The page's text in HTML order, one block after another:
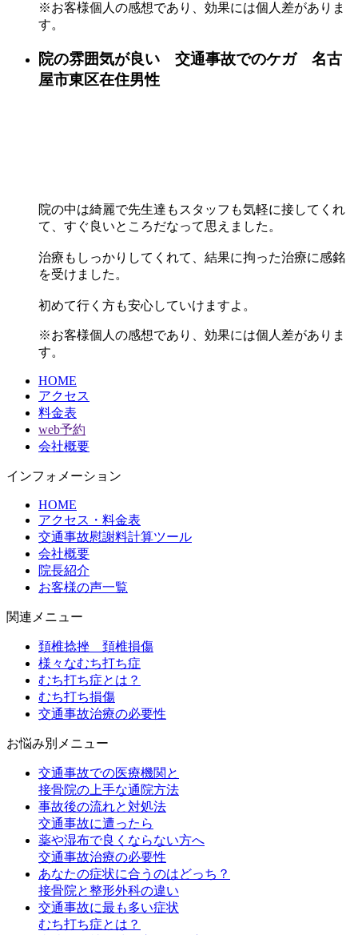
※お客様個人の感想であり、効果には個人差がありま
す。
院の雰囲気が良い 交通事故でのケガ 名古
屋市東区在住男性
院の中は綺麗で先生達もスタッフも気軽に接してくれ
て、すぐ良いところだなって思えました。
治療もしっかりしてくれて、結果に拘った治療に感銘
を受けました。
初めて行く方も安心していけますよ。
※お客様個人の感想であり、効果には個人差がありま
す。
HOME
アクセス
料金表
web予約
会社概要
インフォメーション
HOME
アクセス・料金表
交通事故慰謝料計算ツール
会社概要
院長紹介
お客様の声一覧
関連メニュー
頚椎捻挫 頚椎損傷
様々なむち打ち症
むち打ち症とは？
むち打ち損傷
交通事故治療の必要性
お悩み別メニュー
交通事故での医療機関と
接骨院の上手な通院方法
事故後の流れと対処法
交通事故に遭ったら
薬や湿布で良くならない方へ
交通事故治療の必要性
あなたの症状に合うのはどっち？
接骨院と整形外科の違い
交通事故に最も多い症状
むち打ち症とは？